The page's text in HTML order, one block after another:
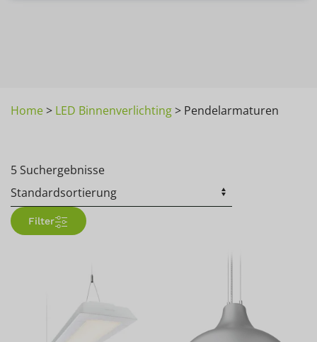
Home> LED Binnenverlichting> Pendelarmaturen
5 Suchergebnisse
Filter